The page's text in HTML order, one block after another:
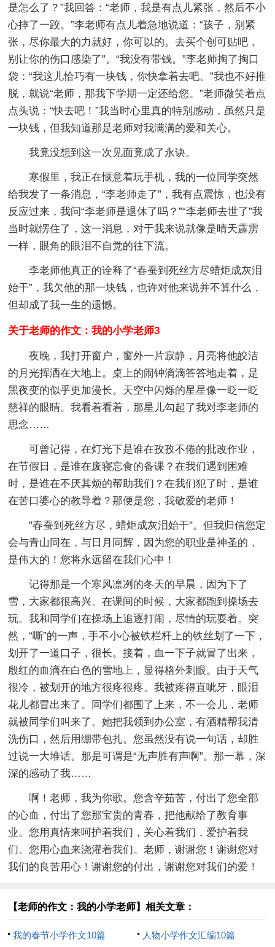
是怎么了？”我回答：“老师，我是有点儿紧张，然后不小
心摔了一跤。”李老师有点儿着急地说道：“孩子，别紧
张，尽你最大的力就好，你可以的。去买个创可贴吧，
别让你的伤口感染了”。“我没有带钱。”李老师掏了掏口
袋：“我这儿恰巧有一块钱，你快拿着去吧。”我也不好推
脱，就说“老师，那我下学期一定还给您。”老师微笑着点
点头说：“快去吧！”我当时心里真的特别感动，虽然只是
一块钱，但我知道那是老师对我满满的爱和关心。
我竟没想到这一次见面竟成了永诀。
寒假里，我正在惬意着玩手机，我的一位同学突然
给我发了一条消息，“李老师走了”，我有点震惊，也没有
反应过来，我问“李老师是退休了吗？”“李老师去世了”我
当时就愣住了，这一消息，对于我来说就像是晴天霹雳
一样，眼角的眼泪不自觉的往下流。
李老师他真正的诠释了“春蚕到死丝方尽蜡炬成灰泪
始干”，我欠他的那一块钱，也许对他来说并不算什么，
但却成了我一生的遗憾。
关于老师的作文：我的小学老师3
夜晚，我打开窗户，窗外一片寂静，月亮将他皎洁
的月光挥洒在大地上。桌上的闹钟滴滴答答地走着，是
黑夜变的似乎更加漫长。天空中闪烁的星星像一眨一眨
慈祥的眼睛。我看着看着，那星儿勾起了我对李老师的
思念……
可曾记得，在灯光下是谁在孜孜不倦的批改作业，
在节假日，是谁在废寝忘食的备课？在我们遇到困难
时，是谁在不厌其烦的帮助我们？在我们犯了时，是谁
在苦口婆心的教导着？那便是您，我敬爱的老师！
"春蚕到死丝方尽，蜡炬成灰泪始干"。但我归信您定
会与青山同在，与日月同辉，因为您的职业是神圣的，
是伟大的！您将永远留在我们心中！
记得那是一个寒风凛冽的冬天的早晨，因为下了
雪，大家都很高兴。在课间的时候，大家都跑到操场去
玩。我和同学们在操场上追逐打闹，尽情的玩耍着。突
然，“嘶”的一声，手不小心被铁栏杆上的铁丝划了一下，
划开了一道口子，很长。接着，血一下子就冒了出来，
殷红的血滴在白色的雪地上，显得格外刺眼。由于天气
很冷，被划开的地方很疼很疼。我被疼得直呲牙，眼泪
花儿都冒出来了。同学们都围了上来，不一会儿，老师
就被同学们叫来了。她把我领到办公室，有酒精帮我清
洗伤口，然后用绷带包扎。您虽然没有说一句话，却胜
过说一大堆话。那是可谓是“无声胜有声啊”。那一幕，深
深的感动了我……
啊！老师，我为你歌。您含辛茹苦，付出了您全部
的心血，付出了您那宝贵的青春，把他献给了教育事
业。您用真情来呵护着我们，关心着我们，爱护着我
们。您用心血来浇灌着我们。老师，谢谢您！谢谢您对
我们的良苦用心！谢谢您的付出，谢谢您对我们的爱！
【老师的作文：我的小学老师】相关文章：
我的春节小学作文10篇 人物小学作文汇编10篇